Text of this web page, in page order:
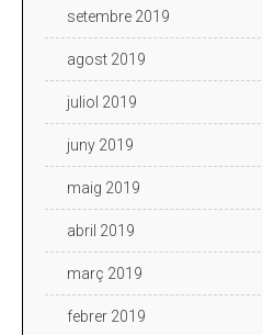
setembre 2019
agost 2019
juliol 2019
juny 2019
maig 2019
abril 2019
març 2019
febrer 2019